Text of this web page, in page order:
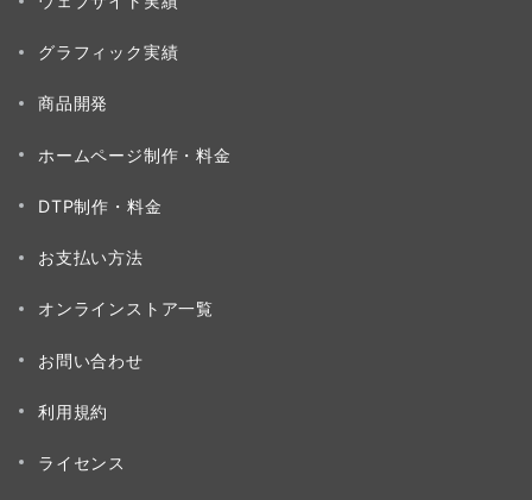
グラフィック実績
商品開発
ホームページ制作・料金
DTP制作・料金
お支払い方法
オンラインストア一覧
お問い合わせ
利用規約
ライセンス